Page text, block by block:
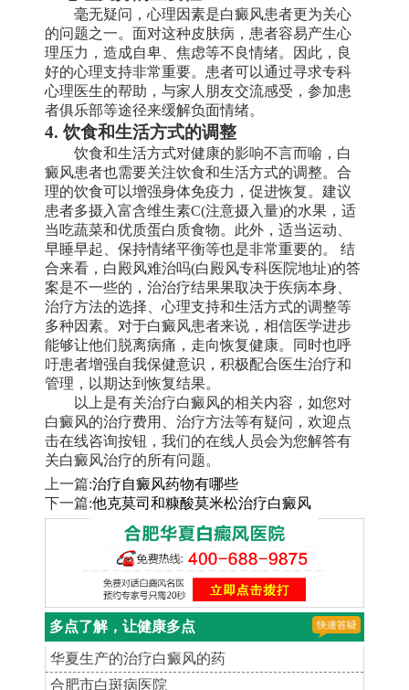
毫无疑问，心理因素是白癜风患者更为关心
的问题之一。面对这种皮肤病，患者容易产生心
理压力，造成自卑、焦虑等不良情绪。因此，良
好的心理支持非常重要。患者可以通过寻求专科
心理医生的帮助，与家人朋友交流感受，参加患
者俱乐部等途径来缓解负面情绪。
4. 饮食和生活方式的调整
饮食和生活方式对健康的影响不言而喻，白
癜风患者也需要关注饮食和生活方式的调整。合
理的饮食可以增强身体免疫力，促进恢复。建议
患者多摄入富含维生素C(注意摄入量)的水果，适
当吃蔬菜和优质蛋白质食物。此外，适当运动、
早睡早起、保持情绪平衡等也是非常重要的。 结
合来看，白殿风难治吗(白殿风专科医院地址)的答
案是不一些的，治治疗结果果取决于疾病本身、
治疗方法的选择、心理支持和生活方式的调整等
多种因素。对于白癜风患者来说，相信医学进步
能够让他们脱离病痛，走向恢复健康。同时也呼
吁患者增强自我保健意识，积极配合医生治疗和
管理，以期达到恢复结果。
以上是有关治疗白癜风的相关内容，如您对
白癜风的治疗费用、治疗方法等有疑问，欢迎点
击在线咨询按钮，我们的在线人员会为您解答有
关白癜风治疗的所有问题。
上一篇:治疗自癜风药物有哪些
下一篇:他克莫司和糠酸莫米松治疗白癜风
多点了解，让健康多点
华夏生产的治疗白癜风的药
合肥市白斑病医院